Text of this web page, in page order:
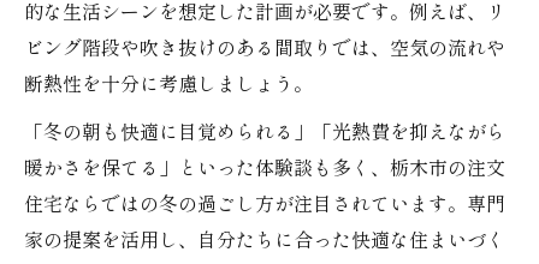
的な生活シーンを想定した計画が必要です。例えば、リ
ビング階段や吹き抜けのある間取りでは、空気の流れや
断熱性を十分に考慮しましょう。
「冬の朝も快適に目覚められる」「光熱費を抑えながら
暖かさを保てる」といった体験談も多く、栃木市の注文
住宅ならではの冬の過ごし方が注目されています。専門
家の提案を活用し、自分たちに合った快適な住まいづく